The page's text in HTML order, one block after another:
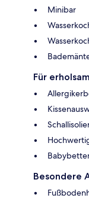
Minibar
Für
Besondere